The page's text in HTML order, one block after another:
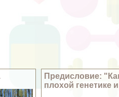
Предисловие:
плохой генетике